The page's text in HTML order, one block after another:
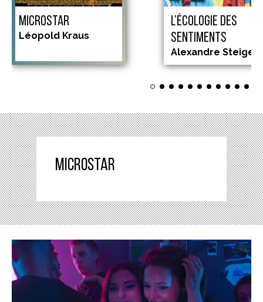
MICROSTAR
Léopold Kraus
L’ÉCOLOGIE DES
SENTIMENTS
Alexandre Steiger
Microstar